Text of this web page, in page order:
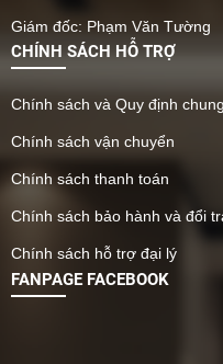
Giám đốc: Phạm Văn Tường
CHÍNH SÁCH HỖ TRỢ
Chính sách và Quy định chung
Chính sách vận chuyển
Chính sách thanh toán
Chính sách bảo hành và đổi
Chính sách hỗ trợ đại lý
FANPAGE FACEBOOK